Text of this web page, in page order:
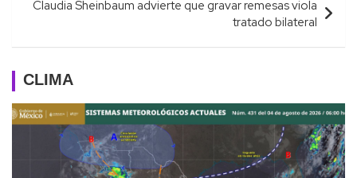
Claudia Sheinbaum advierte que gravar remesas viola
tratado bilateral
CLIMA